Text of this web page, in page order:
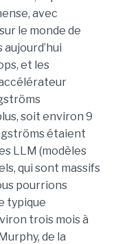
avec
le monde de
et les
soit environ 9
étaient
LLM (modèles
qui sont massifs
pourrions
typique
trois mois à
de la